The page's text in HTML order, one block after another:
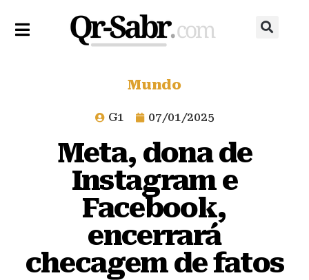
Mundo
G1 07/01/2025
Meta, dona de
Instagram e
Facebook,
encerrará
checagem de fatos